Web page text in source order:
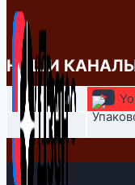
НАШИ